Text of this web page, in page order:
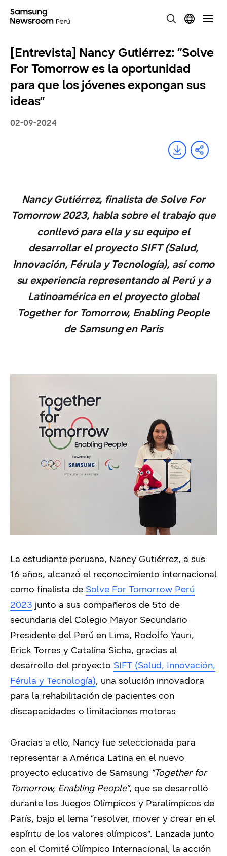
[Entrevista] Nancy Gutiérrez: “Solve
For Tomorrow es la oportunidad
para que los jóvenes expongan sus
ideas”
02-09-2024
Nancy Gutiérrez, finalista de Solve For
Tomorrow 2023, habla sobre el trabajo que
conllevó para ella y su equipo el
desarrollar el proyecto SIFT (Salud,
Innovación, Férula y Tecnología), así como
su experiencia representando al Perú y a
Latinoamérica en el proyecto global
Together for Tomorrow, Enabling People
de Samsung en Paris
La estudiante peruana, Nancy Gutiérrez, a sus
16 años, alcanzó el reconocimiento internacional
como finalista de Solve For Tomorrow Perú
2023 junto a sus compañeros de 5to de
secundaria del Colegio Mayor Secundario
Presidente del Perú en Lima, Rodolfo Yauri,
Erick Torres y Catalina Sicha, gracias al
desarrollo del proyecto SIFT (Salud, Innovación,
Férula y Tecnología), una solución innovadora
para la rehabilitación de pacientes con
discapacidades o limitaciones motoras.
Gracias a ello, Nancy fue seleccionada para
representar a América Latina en el nuevo
proyecto educativo de Samsung “Together for
Tomorrow, Enabling People”, que se desarrolló
durante los Juegos Olímpicos y Paralímpicos de
París, bajo el lema “resolver, mover y crear en el
espíritu de los valores olímpicos”. Lanzada junto
con el Comité Olímpico Internacional, la acción